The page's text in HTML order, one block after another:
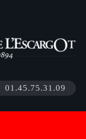
01.45.75.31.09